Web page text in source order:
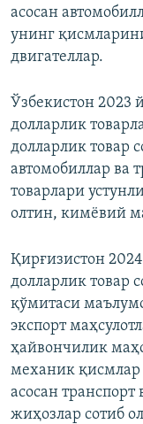
асосан
унинг
двигателлар.
Ўзбекистон
долларлик
долларлик товар
автомобиллар ва
товарлари
олтин, кимёвий
Қирғизистон
долларлик товар
қўмитаси
экспорт
ҳайвончилик
механик
асосан
жиҳозлар сотиб